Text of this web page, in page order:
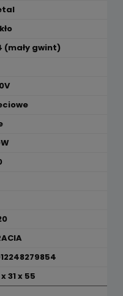
(mały gwint)
31 x 55